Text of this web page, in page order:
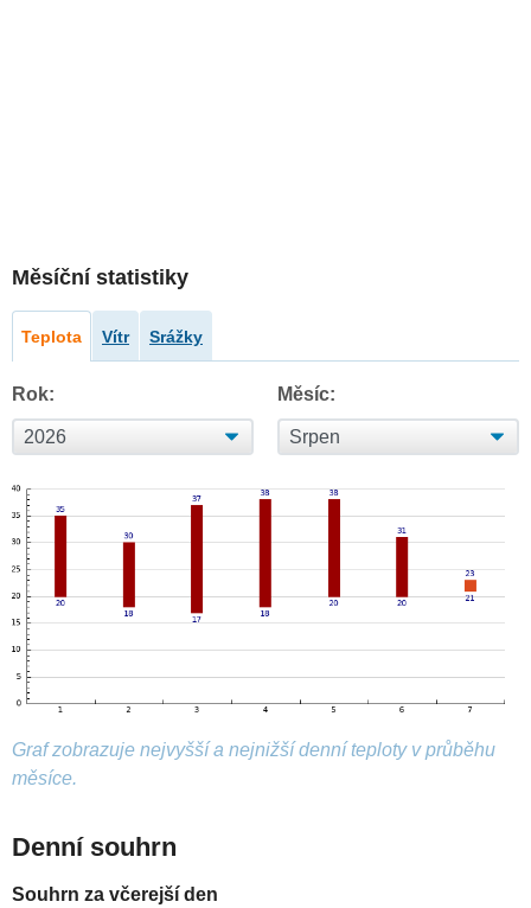
Měsíční statistiky
Teplota Vítr Srážky
Rok: Měsíc:
Graf zobrazuje nejvyšší a nejnižší denní teploty v průběhu
měsíce.
Denní souhrn
Souhrn za včerejší den